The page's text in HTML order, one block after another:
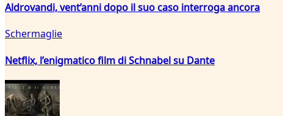
Aldrovandi, vent’anni dopo il suo caso interroga ancora
Schermaglie
Netflix, l’enigmatico film di Schnabel su Dante